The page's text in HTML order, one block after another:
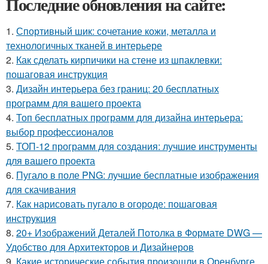
1. Спортивный шик: сочетание кожи, металла и
технологичных тканей в интерьере
2. Как сделать кирпичики на стене из шпаклевки:
пошаговая инструкция
3. Дизайн интерьера без границ: 20 бесплатных
программ для вашего проекта
4. Топ бесплатных программ для дизайна интерьера:
выбор профессионалов
5. ТОП-12 программ для создания: лучшие инструменты
для вашего проекта
6. Пугало в поле PNG: лучшие бесплатные изображения
для скачивания
7. Как нарисовать пугало в огороде: пошаговая
инструкция
8. 20+ Изображений Деталей Потолка в Формате DWG —
Удобство для Архитекторов и Дизайнеров